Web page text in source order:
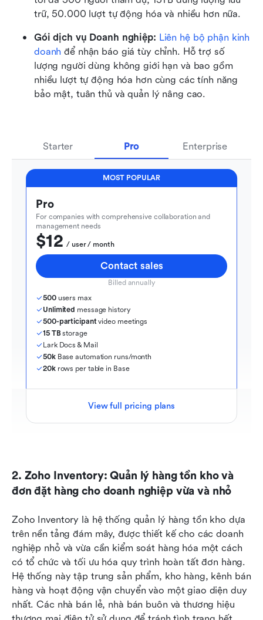
trữ, 50.000 lượt tự động hóa và nhiều hơn nữa.
Gói dịch vụ Doanh nghiệp: Liên hệ bộ phận kinh
doanh để nhận báo giá tùy chỉnh. Hỗ trợ số
lượng người dùng không giới hạn và bao gồm
nhiều lượt tự động hóa hơn cùng các tính năng
bảo mật, tuân thủ và quản lý nâng cao.
Starter Pro Enterprise
MOST POPULAR
Pro
For companies with comprehensive collaboration and
management needs
$12
  / user / month
Contact sales
Billed annually
500 users max
Unlimited message history
500-participant video meetings
15 TB storage
Lark Docs & Mail
50k Base automation runs/month
20k rows per table in Base
View full pricing plans
2. Zoho Inventory: Quản lý hàng tồn kho và
đơn đặt hàng cho doanh nghiệp vừa và nhỏ
Zoho Inventory là hệ thống quản lý hàng tồn kho dựa
trên nền tảng đám mây, được thiết kế cho các doanh
nghiệp nhỏ và vừa cần kiểm soát hàng hóa một cách
có tổ chức và tối ưu hóa quy trình hoàn tất đơn hàng.
Hệ thống này tập trung sản phẩm, kho hàng, kênh bán
hàng và hoạt động vận chuyển vào một giao diện duy
nhất. Các nhà bán lẻ, nhà bán buôn và thương hiệu